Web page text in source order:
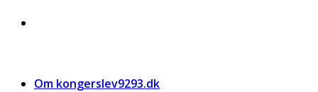
Om kongerslev9293.dk